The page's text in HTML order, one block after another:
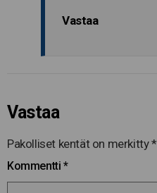
Vastaa
Vastaa
Pakolliset kentät on merkitty*
Kommentti *